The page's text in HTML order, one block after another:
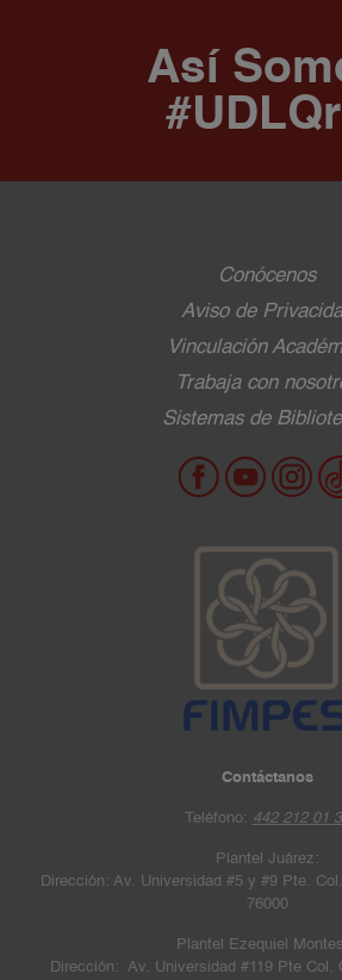
Así
Conócenos
Aviso de
Vinculación
Trabaja con
Sistemas de
Contáctanos
Teléfono: 442 212 01
Plantel Juárez:
Dirección: Av. Universidad #5 y #9 Pte.
76000
Plantel Ezequiel
Dirección: Av. Universidad #119 Pte Col.